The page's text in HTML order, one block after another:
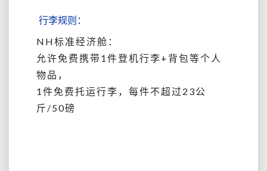
行李规则：
NH标准经济舱 ：
允许免费携带1件登机行李+背包等个人
物品，
1件免费托运行李，每件不超过23公
斤/50磅